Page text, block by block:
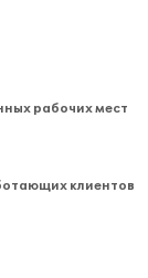
рабочих мест
клиентов